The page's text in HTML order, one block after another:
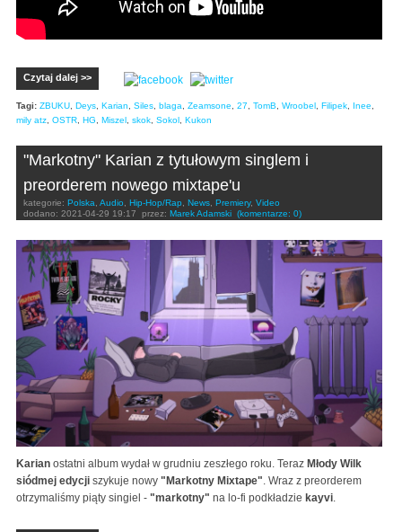
Czytaj dalej >>
Tagi: ZBUKU, Deys, Karian, Siles, blaga, Zeamsone, 27, TomB, Wroobel, Filipek, Inee,
mily atz, OSTR, HG, Miszel, skok, Sokol, Kukon
"Markotny" Karian z tytułowym singlem i
preorderem nowego mixtape'u
kategorie: Polska, Audio, Hip-Hop/Rap, News, Premiery, Video
dodano: 2021-04-29 19:17 przez: Marek Adamski (komentarze: 0)
Karian ostatni album wydał w grudniu zeszłego roku. Teraz Młody Wilk
siódmej edycji szykuje nowy "Markotny Mixtape". Wraz z preorderem
otrzymaliśmy piąty singiel - "markotny" na lo-fi podkładzie kayvi.